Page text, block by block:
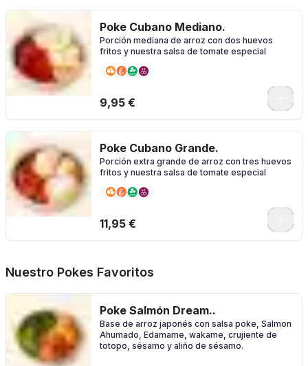
Poke Cubano Mediano.
Porción mediana de arroz con dos huevos
fritos y nuestra salsa de tomate especial
9,95 €
Poke Cubano Grande.
Porción extra grande de arroz con tres huevos
fritos y nuestra salsa de tomate especial
11,95 €
Nuestro Pokes Favoritos
Poke Salmón Dream..
Base de arroz japonés con salsa poke, Salmon
Ahumado, Edamame, wakame, crujiente de
totopo, sésamo y aliño de sésamo.